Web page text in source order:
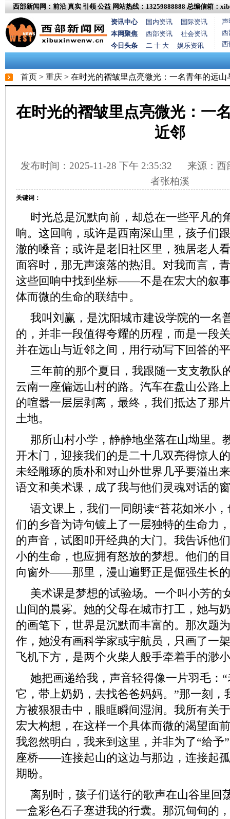
西部新闻网：前沿 真实 引领 公益 网站热线：13259888888 总编信箱：
资讯中心
国内资讯
国际资讯
本网聚焦
西部资讯
社会资讯
今日头条
二 十 大 娱乐资讯
声
西
西
首页 > 重庆 > 在时光的褶皱里点亮微光：一名青年的远山
在时光的褶皱里点亮微光：一
近邻
发布时间：2025-11-28 下午 2:35:32 来源：西
者张柏溪
关键词：
时光总是沉默向前，却总在一些平凡的
响。这回响，或许是西南深山里，孩子们
澈的嗓音；或许是老旧社区里，独居老人
面容时，那无声滚落的热泪。对我而言，
这些回响中找到坐标——不是在宏大的叙
体而微的生命的联结中。
我叫刘赢，是沈阳城市建设学院的一名
的，并非一段值得夸耀的历程，而是一段
并在远山与近邻之间，用行动写下回答的
三年前的那个夏日，我跟随一支支教队
云南一座偏远山村的路。汽车在盘山公路
的喧嚣一层层剥离，最终，我们抵达了那
土地。
那所山村小学，静静地坐落在山坳里。
开木门，迎接我们的是二十几双亮得惊人
未经雕琢的质朴和对山外世界几乎要溢出
语文和美术课，成了我与他们灵魂对话的
语文课上，我们一同朗读“苔花如米小
们的乡音为诗句镀上了一层独特的生命力
的声音，试图叩开经典的大门。我告诉他
小的生命，也应拥有怒放的梦想。他们的
向窗外——那里，漫山遍野正是倔强生长
美术课是梦想的试验场。一个叫小芳的
山间的晨雾。她的父母在城市打工，她与
的画笔下，世界是沉默而丰富的。那次题
作，她没有画科学家或宇航员，只画了一
飞机下方，是两个火柴人般手牵着手的渺
她把画递给我，声音轻得像一片羽毛：
它，带上奶奶，去找爸爸妈妈。”那一刻，
方被狠狠击中，眼眶瞬间湿润。我所有关
宏大构想，在这样一个具体而微的渴望面
我忽然明白，我来到这里，并非为了“给予
座桥——连接起山的这边与那边，连接起
期盼。
离别时，孩子们送行的歌声在山谷里回
一盒彩色石子塞进我的行囊。那沉甸甸的